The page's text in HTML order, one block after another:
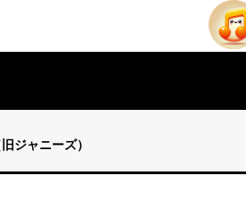
ジャニーズ）